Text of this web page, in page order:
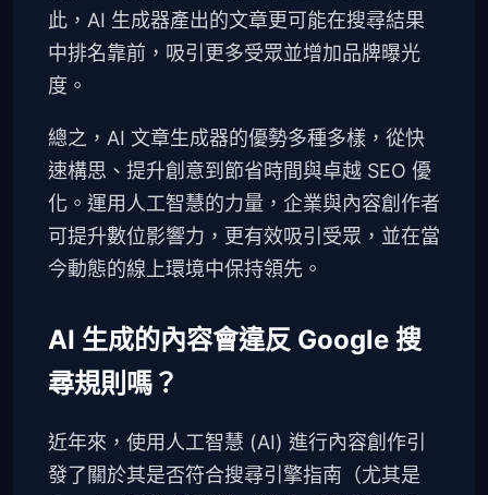
此，AI 生成器產出的文章更可能在搜尋結果
中排名靠前，吸引更多受眾並增加品牌曝光
度。
總之，AI 文章生成器的優勢多種多樣，從快
速構思、提升創意到節省時間與卓越 SEO 優
化。運用人工智慧的力量，企業與內容創作者
可提升數位影響力，更有效吸引受眾，並在當
今動態的線上環境中保持領先。
AI 生成的內容會違反 Google 搜
尋規則嗎？
近年來，使用人工智慧 (AI) 進行內容創作引
發了關於其是否符合搜尋引擎指南（尤其是